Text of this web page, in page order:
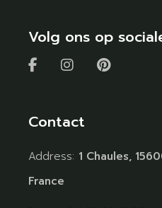
Volg ons op
Contact
Address: 1 Chaules,
France